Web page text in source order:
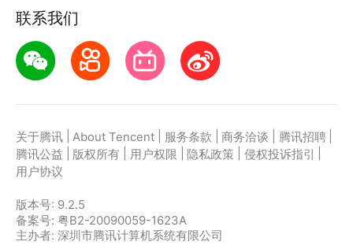
联系我们
关于腾讯 About Tencent 服务条款 商务洽谈 腾讯招聘
腾讯公益
版权所有 用户权限 隐私政策 侵权投诉指引
用户协议
版本号: 9.2.5
备案号: 粤B2-20090059-1623A
主办者: 深圳市腾讯计算机系统有限公司